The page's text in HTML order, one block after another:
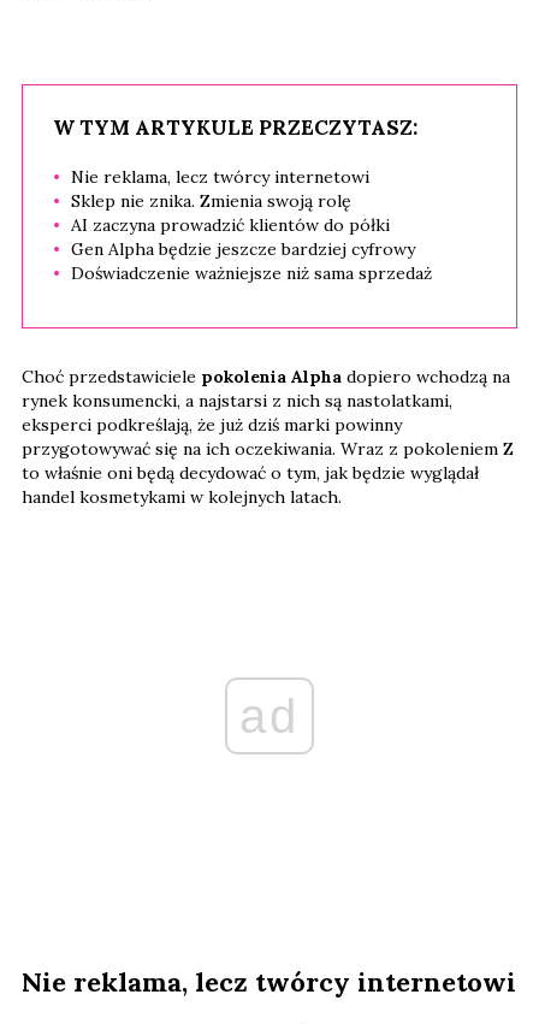
W TYM ARTYKULE PRZECZYTASZ:
Nie reklama, lecz twórcy internetowi
Sklep nie znika. Zmienia swoją rolę
AI zaczyna prowadzić klientów do półki
Gen Alpha będzie jeszcze bardziej cyfrowy
Doświadczenie ważniejsze niż sama sprzedaż
Choć przedstawiciele pokolenia Alpha dopiero wchodzą na
rynek konsumencki, a najstarsi z nich są nastolatkami,
eksperci podkreślają, że już dziś marki powinny
przygotowywać się na ich oczekiwania. Wraz z pokoleniem Z
to właśnie oni będą decydować o tym, jak będzie wyglądał
handel kosmetykami w kolejnych latach.
ad
Nie reklama, lecz twórcy internetowi